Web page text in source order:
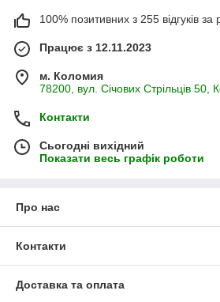
100% позитивних з 255 відгуків за
Працює з 12.11.2023
м. Коломия
78200, вул. Січових Стрільців 50,
Контакти
Сьогодні вихідний
Показати весь графік роботи
Про нас
Контакти
Доставка та оплата